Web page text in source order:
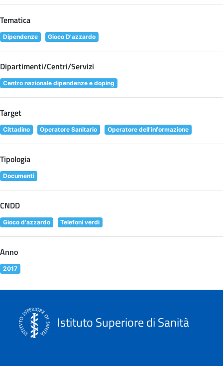
Tematica
Dipendenze Gioco D'azzardo
Dipartimenti/Centri/Servizi
Centro nazionale dipendenze e doping
Target
Cittadino Operatore Sanitario Operatore dell'informazione
Tipologia
Documenti
CNDD
Gioco d'azzardo Telefoni verdi
Anno
2017
Istituto Superiore di Sanità